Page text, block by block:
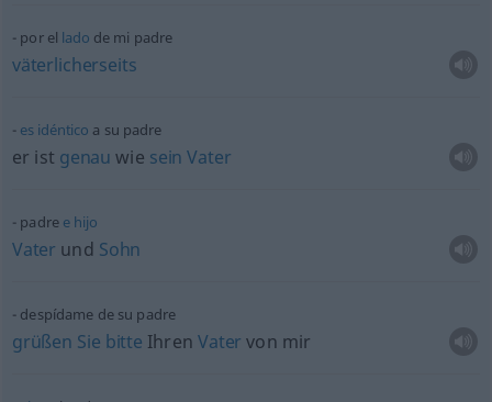
por el lado de mi padre
väterlicherseits
es idéntico a su padre
er ist genau wie sein Vater
padre e hijo
Vater und Sohn
despídame de su padre
grüßen Sie bitte Ihren Vater von mir